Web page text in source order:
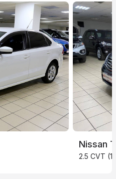
Nissan
2.5 CVT